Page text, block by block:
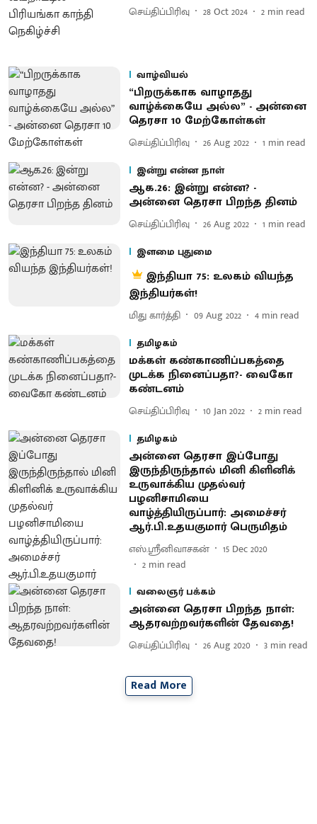
செய்திப்பிரிவு 28 Oct 2024 2 min read
வாழ்வியல்
“பிறருக்காக வாழாதது
வாழ்க்கையே அல்ல” - அன்னை
தெரசா 10 மேற்கோள்கள்
செய்திப்பிரிவு 26 Aug 2022 1 min read
இன்று என்ன நாள்
ஆக.26: இன்று என்ன? -
அன்னை தெரசா பிறந்த தினம்
செய்திப்பிரிவு 26 Aug 2022 1 min read
இளமை புதுமை
இந்தியா 75: உலகம் வியந்த
இந்தியர்கள்!
மிது கார்த்தி 09 Aug 2022 4 min read
தமிழகம்
மக்கள் கண்காணிப்பகத்தை
முடக்க நினைப்பதா?- வைகோ
கண்டனம்
செய்திப்பிரிவு 10 Jan 2022 2 min read
தமிழகம்
அன்னை தெரசா இப்போது
இருந்திருந்தால் மினி கிளினிக்
உருவாக்கிய முதல்வர்
பழனிசாமியை
வாழ்த்தியிருப்பார்: அமைச்சர்
ஆர்.பி.உதயகுமார் பெருமிதம்
எஸ்.ஸ்ரீனிவாசகன்
15 Dec 2020
2 min read
வலைஞர் பக்கம்
அன்னை தெரசா பிறந்த நாள்:
ஆதரவற்றவர்களின் தேவதை!
செய்திப்பிரிவு 26 Aug 2020 3 min read
Read More